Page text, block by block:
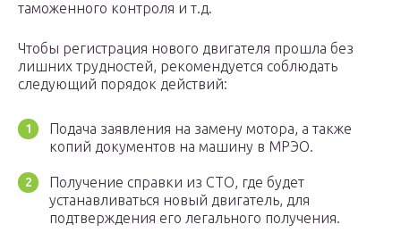
таможенного контроля и т.д.
Чтобы регистрация нового двигателя прошла без
лишних трудностей, рекомендуется соблюдать
следующий порядок действий:
Подача заявления на замену мотора, а также
копий документов на машину в МРЭО.
Получение справки из СТО, где будет
устанавливаться новый двигатель, для
подтверждения его легального получения.